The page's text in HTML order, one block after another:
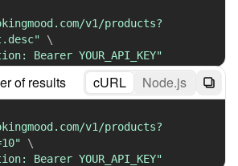
v1/products?
\
Bearer YOUR_API_KEY"
of results cURL Node.js
v1/products?
\
Bearer YOUR_API_KEY"